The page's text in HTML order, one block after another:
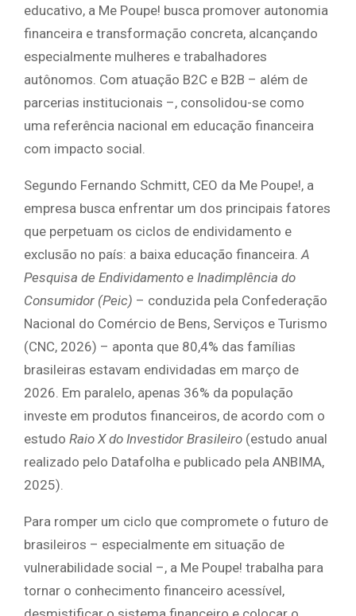
educativo, a Me Poupe! busca promover autonomia
financeira e transformação concreta, alcançando
especialmente mulheres e trabalhadores
autônomos. Com atuação B2C e B2B – além de
parcerias institucionais –, consolidou-se como
uma referência nacional em educação financeira
com impacto social.
Segundo Fernando Schmitt, CEO da Me Poupe!, a
empresa busca enfrentar um dos principais fatores
que perpetuam os ciclos de endividamento e
exclusão no país: a baixa educação financeira. A
Pesquisa de Endividamento e Inadimplência do
Consumidor (Peic) – conduzida pela Confederação
Nacional do Comércio de Bens, Serviços e Turismo
(CNC, 2026) – aponta que 80,4% das famílias
brasileiras estavam endividadas em março de
2026. Em paralelo, apenas 36% da população
investe em produtos financeiros, de acordo com o
estudo Raio X do Investidor Brasileiro (estudo anual
realizado pelo Datafolha e publicado pela ANBIMA,
2025).
Para romper um ciclo que compromete o futuro de
brasileiros – especialmente em situação de
vulnerabilidade social –, a Me Poupe! trabalha para
tornar o conhecimento financeiro acessível,